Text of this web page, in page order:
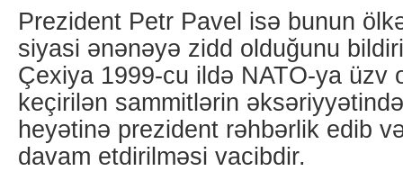
Prezident Petr Pavel isə bunun
siyasi ənənəyə zidd olduğunu
Çexiya 1999-cu ildə NATO-ya üzv
keçirilən sammitlərin
heyətinə prezident rəhbərlik edib
davam etdirilməsi vacibdir.